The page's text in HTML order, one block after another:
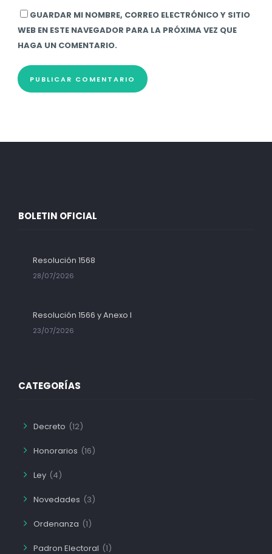
GUARDAR MI NOMBRE, CORREO ELECTRÓNICO Y SITIO
WEB EN ESTE NAVEGADOR PARA LA PRÓXIMA VEZ QUE
HAGA UN COMENTARIO.
BOLETIN OFICIAL
Resolución 1568
28/07/2026
Resolución 1566 y Anexo I
23/07/2026
CATEGORÍAS
Decreto (12)
Honorarios (16)
Ley (4)
Novedades (3)
Ordenanza (1)
Padron Electoral (1)